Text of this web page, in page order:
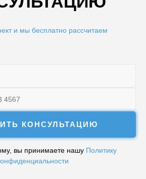
и мы бесплатно рассчитаем
КОНСУЛЬТАЦИЮ
вы принимаете нашу Политику